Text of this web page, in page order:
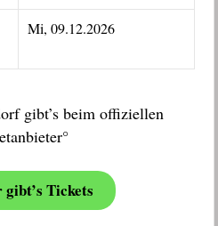
Mi, 09.12.2026
gibt’s beim offiziellen
Tickets